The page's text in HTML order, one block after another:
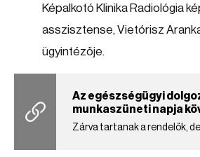
Képalkotó Klinika Radiológia
asszisztense, Vietórisz
ügyintézője.
Az egészségügyi
munkaszüneti napja
Zárva tartanak a rendelők,